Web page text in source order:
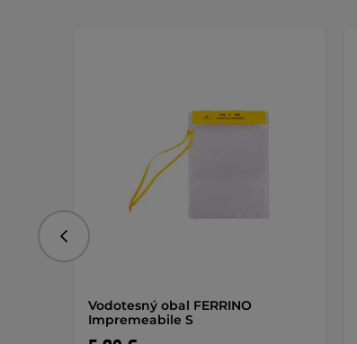
Vodotesný obal FERRINO
Impremeabile S
Predchádzajúce